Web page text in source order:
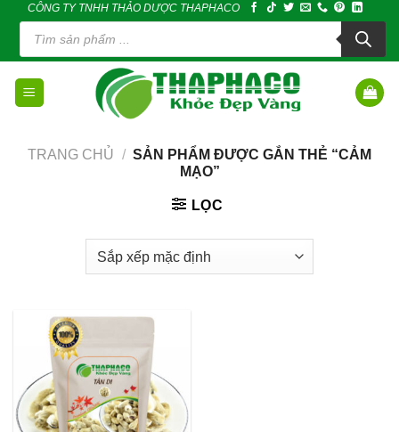
content
CÔNG TY TNHH THẢO DƯỢC THAPHACO
Tìm
kiếm
phẩm
TRANG CHỦ / SẢN PHẨM ĐƯỢC GẮN THẺ “CẢM
MẠO”
LỌC